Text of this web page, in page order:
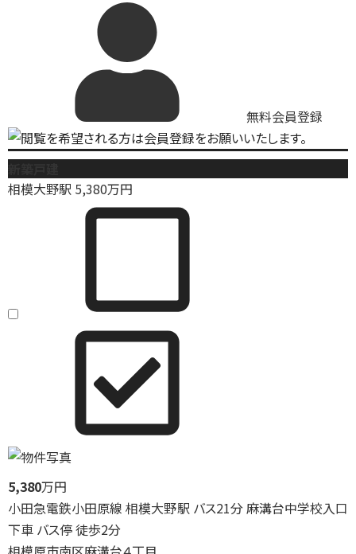
無料会員登録
相模大野駅 5,380万円
5,380万円
小田急電鉄小田原線 相模大野駅 バス21分 麻溝台中学校入口
下車 バス停 徒歩2分